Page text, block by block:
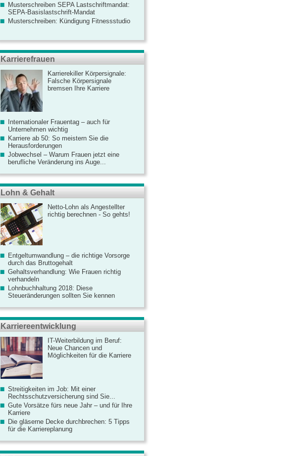
Musterschreiben SEPA Lastschriftmandat:
SEPA-Basislastschrift-Mandat
Musterschreiben: Kündigung Fitnessstudio
Karrierefrauen
Karrierekiller Körpersignale:
Falsche Körpersignale
bremsen Ihre Karriere
Internationaler Frauentag – auch für
Unternehmen wichtig
Karriere ab 50: So meistern Sie die
Herausforderungen
Jobwechsel – Warum Frauen jetzt eine
berufliche Veränderung ins Auge...
Lohn & Gehalt
Netto-Lohn als Angestellter
richtig berechnen - So gehts!
Entgeltumwandlung – die richtige Vorsorge
durch das Bruttogehalt
Gehaltsverhandlung: Wie Frauen richtig
verhandeln
Lohnbuchhaltung 2018: Diese
Steueränderungen sollten Sie kennen
Karriereentwicklung
IT-Weiterbildung im Beruf:
Neue Chancen und
Möglichkeiten für die Karriere
Streitigkeiten im Job: Mit einer
Rechtsschutzversicherung sind Sie...
Gute Vorsätze fürs neue Jahr – und für Ihre
Karriere
Die gläserne Decke durchbrechen: 5 Tipps
für die Karriereplanung